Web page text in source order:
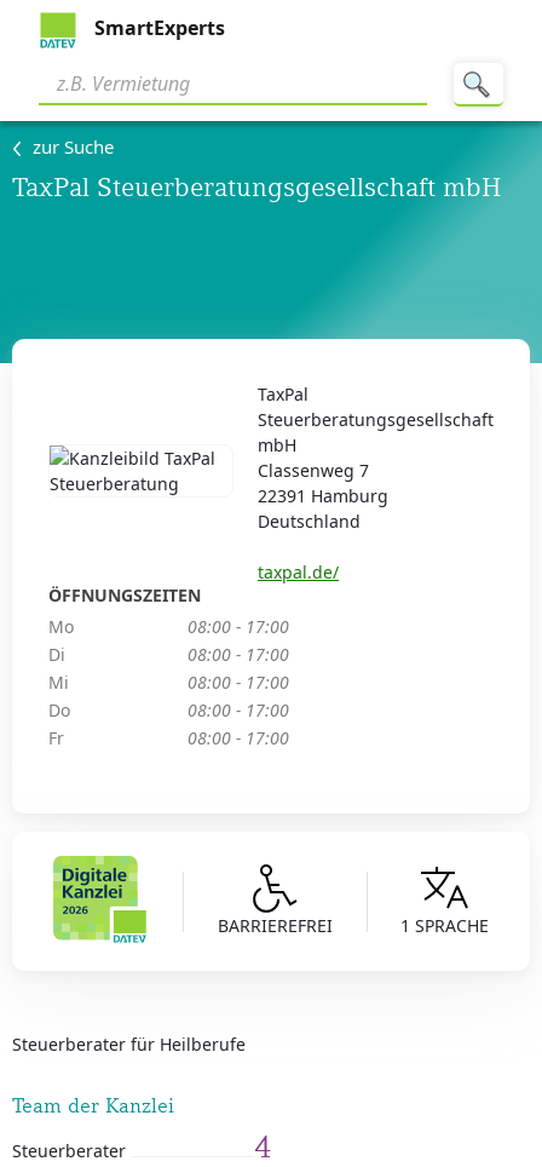
SmartExperts
zur Suche
TaxPal Steuerberatungsgesellschaft mbH
BARRIEREFREI 1 SPRACHE
Steuerberater für Heilberufe
Team der Kanzlei
Steuerberater 4
TaxPal
Steuerberatungsgesellschaft
mbH
Classenweg 7
22391 Hamburg
Deutschland
taxpal.de/
ÖFFNUNGSZEITEN
Mo
08:00 - 17:00
Di
08:00 - 17:00
Mi
08:00 - 17:00
Do
08:00 - 17:00
Fr
08:00 - 17:00